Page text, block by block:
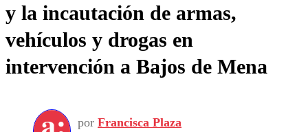
y la incautación de armas,
vehículos y drogas en
intervención a Bajos de Mena
por Francisca Plaza